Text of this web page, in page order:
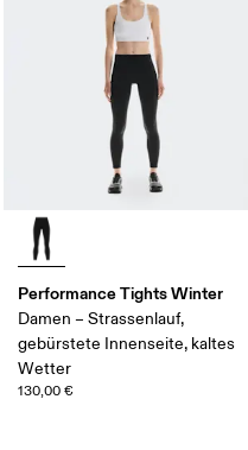
Performance Tights Winter
Damen – Strassenlauf,
gebürstete Innenseite, kaltes
Wetter
130,00 €